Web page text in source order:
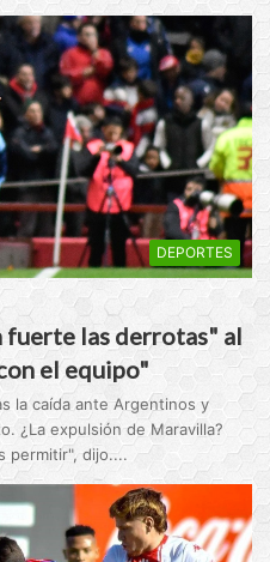
DEPORTES
fuerte las derrotas" al
el equipo"
la caída ante Argentinos y
¿La expulsión de Maravilla?
permitir", dijo....